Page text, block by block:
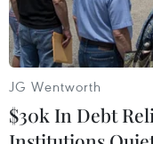
chính phủ đóng
cho biết Nhà
JG Wentworth
$30k In Debt